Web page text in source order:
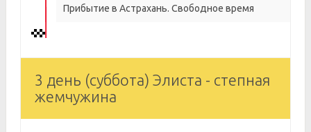
Прибытие в Астрахань. Свободное время
3 день (суббота) Элиста - степная
жемчужина